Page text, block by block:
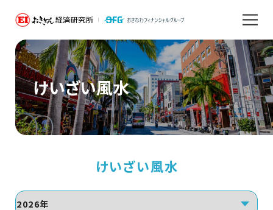
けいざい風水
けいざい風水